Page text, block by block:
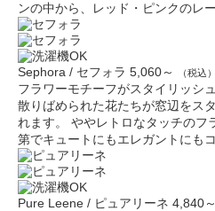
ンの中から、レッド・ピンクのレ
Sephora / セフォラ 5,060～ （税込）
フラワーモチーフがスタイリッシ
散りばめられた花たちが窓辺をス
れます。 ややレトロなタッチのフ
第でキュートにもエレガントにも
Pure Leene / ピュアリーネ 4,840～